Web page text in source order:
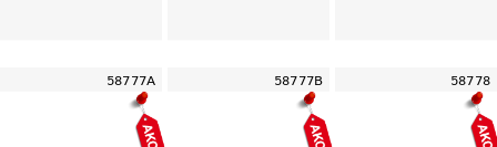
58777A 58777B 58778